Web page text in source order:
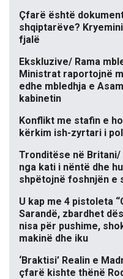
Çfarë është
shqiptarëve?
fjalë
Ekskluzive/ Rama
Ministrat raportojnë
edhe mbledhja e
kabinetin
Konflikt me stafin e
kërkim ish-zyrtari i
Tronditëse në
nga kati i nëntë dhe
shpëtojnë foshnjën e
U kap me 4 pistoleta
Sarandë, zbardhet
nisa për pushime,
makinë dhe iku
‘Braktisi’ Realin e
çfarë kishte thënë